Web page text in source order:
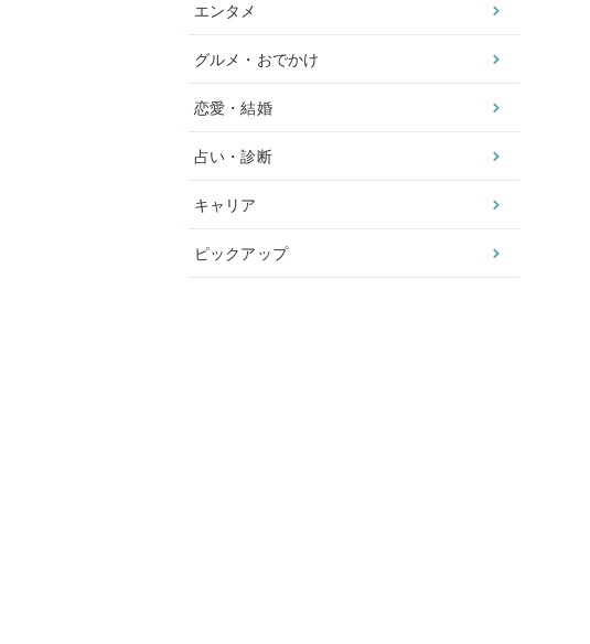
エンタメ
グルメ・おでかけ
恋愛・結婚
占い・診断
キャリア
ピックアップ